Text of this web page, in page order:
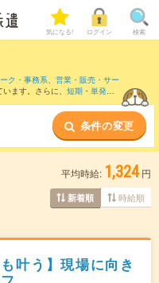
気になる! ログイン 検索
ク・事務系、 営業・販売・サー
ます。さらに、 短期 ・ 単発な
など近隣駅のお仕
条件の変更
平均時給: 1,324 円
新着順 時給順
叶う】現場に向き